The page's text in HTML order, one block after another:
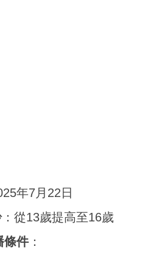
年7月22日
：從13歲提高至16歲
條件 ：